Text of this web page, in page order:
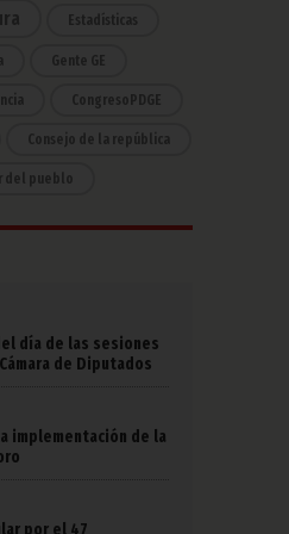
Estadísticas
Gente GE
CongresoPDGE
Consejo de la república
del pueblo
día de las sesiones
de Diputados
implementación de la
por el 47